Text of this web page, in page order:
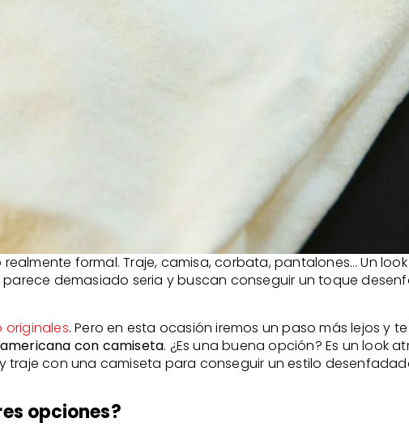
formal. Traje, camisa, corbata, pantalones… Un
demasiado seria y buscan conseguir un toque
originales. Pero en esta ocasión iremos un paso más lejos y
con camiseta. ¿Es una buena opción? Es un look
con una camiseta para conseguir un estilo
opciones?